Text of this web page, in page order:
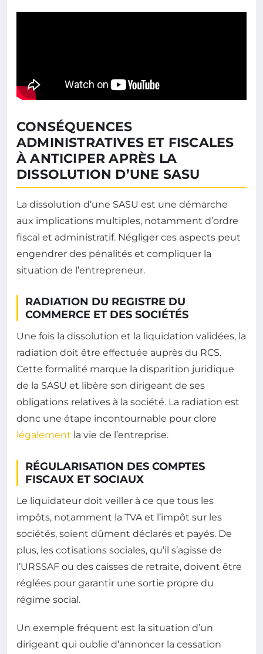
CONSÉQUENCES
ADMINISTRATIVES ET FISCALES
À ANTICIPER APRÈS LA
DISSOLUTION D’UNE SASU
La dissolution d’une SASU est une démarche
aux implications multiples, notamment d’ordre
fiscal et administratif. Négliger ces aspects peut
engendrer des pénalités et compliquer la
situation de l’entrepreneur.
RADIATION DU REGISTRE DU
COMMERCE ET DES SOCIÉTÉS
Une fois la dissolution et la liquidation validées, la
radiation doit être effectuée auprès du RCS.
Cette formalité marque la disparition juridique
de la SASU et libère son dirigeant de ses
obligations relatives à la société. La radiation est
donc une étape incontournable pour clore
légalement la vie de l’entreprise.
RÉGULARISATION DES COMPTES
FISCAUX ET SOCIAUX
Le liquidateur doit veiller à ce que tous les
impôts, notamment la TVA et l’impôt sur les
sociétés, soient dûment déclarés et payés. De
plus, les cotisations sociales, qu’il s’agisse de
l’URSSAF ou des caisses de retraite, doivent être
réglées pour garantir une sortie propre du
régime social.
Un exemple fréquent est la situation d’un
dirigeant qui oublie d’annoncer la cessation